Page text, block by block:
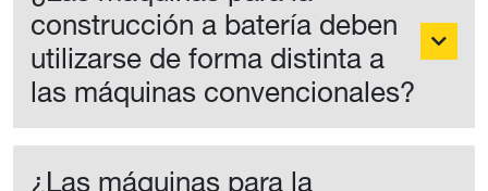
¿Las máquinas para la
construcción a batería deben
utilizarse de forma distinta a
las máquinas convencionales?